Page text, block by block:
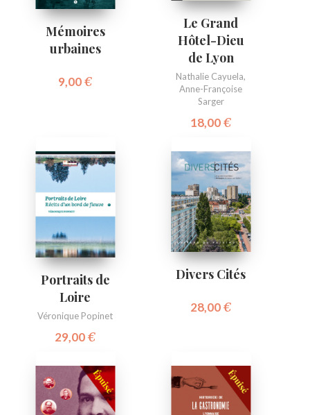
Mémoires
urbaines
9,00€
Le Grand
Hôtel-Dieu
de Lyon
Nathalie Cayuela,
Anne-Françoise
Sarger
18,00€
Portraits de
Loire
Véronique Popinet
29,00€
Divers Cités
28,00€